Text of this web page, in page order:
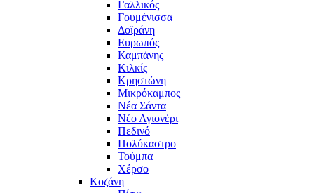
Γαλλικός
Γουμένισσα
Δοϊράνη
Ευρωπός
Καμπάνης
Κιλκίς
Κρηστώνη
Μικρόκαμπος
Νέα Σάντα
Νέο Αγιονέρι
Πεδινό
Πολύκαστρο
Τούμπα
Χέρσο
Κοζάνη